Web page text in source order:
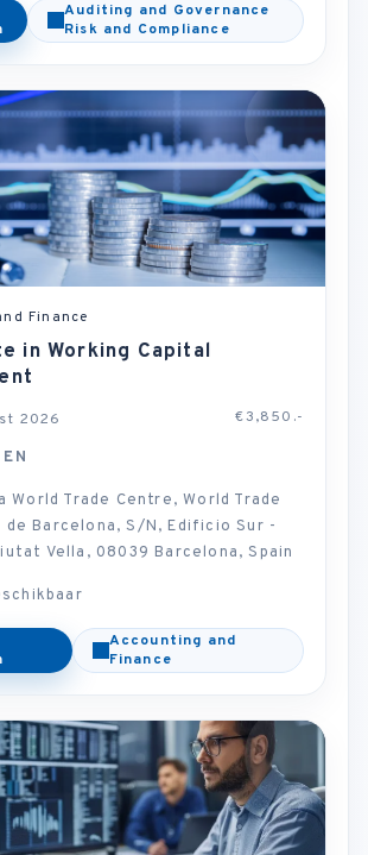
Auditing and Governance
Risk and Compliance
Finance
in Working Capital
2026 €3,850.-
World Trade Centre, World Trade
de Barcelona, S/N, Edificio Sur -
Vella, 08039 Barcelona, Spain
Accounting and
Finance